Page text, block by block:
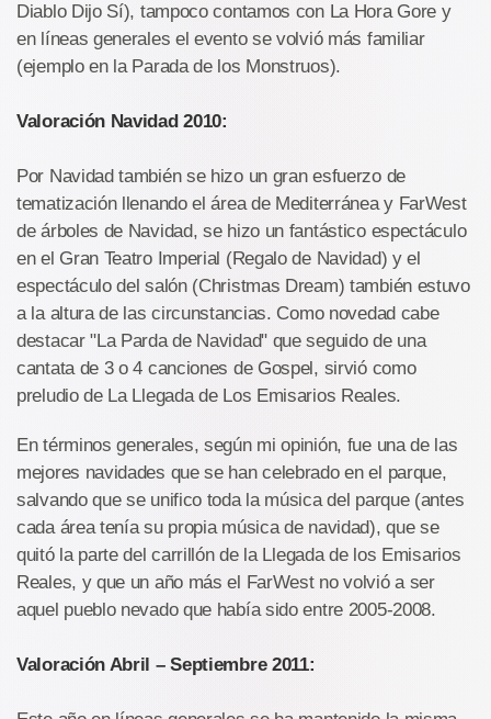
Diablo Dijo Sí), tampoco contamos con La Hora Gore y
en líneas generales el evento se volvió más familiar
(ejemplo en la Parada de los Monstruos).
Valoración Navidad 2010:
Por Navidad también se hizo un gran esfuerzo de
tematización llenando el área de Mediterránea y FarWest
de árboles de Navidad, se hizo un fantástico espectáculo
en el Gran Teatro Imperial (Regalo de Navidad) y el
espectáculo del salón (Christmas Dream) también estuvo
a la altura de las circunstancias. Como novedad cabe
destacar "La Parda de Navidad" que seguido de una
cantata de 3 o 4 canciones de Gospel, sirvió como
preludio de La Llegada de Los Emisarios Reales.
En términos generales, según mi opinión, fue una de las
mejores navidades que se han celebrado en el parque,
salvando que se unifico toda la música del parque (antes
cada área tenía su propia música de navidad), que se
quitó la parte del carrillón de la Llegada de los Emisarios
Reales, y que un año más el FarWest no volvió a ser
aquel pueblo nevado que había sido entre 2005-2008.
Valoración Abril – Septiembre 2011: